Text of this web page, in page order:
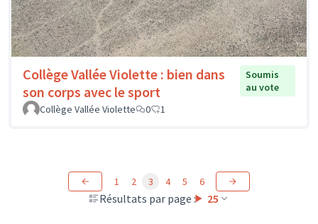
Collège Vallée Violette : bien dans
son corps avec le sport
Soumis
au vote
Collège Vallée Violette
0 1
Résultats par page : 25
1 2 3 4 5 6